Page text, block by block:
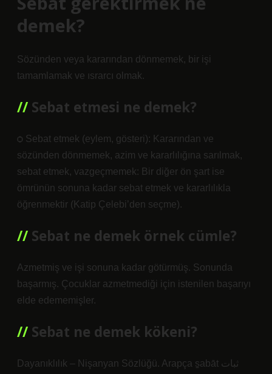
demek?
Sözünden veya kararından dönmemek, bir işi
tamamlamak ve ısrarcı olmak.
Sebat etmesi ne demek?
ѻ Sebat etmek (eylem, gösteri): Kararından ve
sözünden dönmemek, azim ve kararlılığına sarılmak,
sebat etmek, vazgeçmemek: Bir diğer ön şart ise
ömrünün sonuna kadar sebat etmek ve kararlılıkla
öğrenmektir (Katip Çelebi’den seçme).
Sebat ne demek örnek cümle?
Azmetmiş ve işi sonuna kadar götürmüş. Sonunda
başarmış. Çocuklar azmetmediği için istenilen başarıyı
elde edememişler.
Sebat ne demek kökeni?
Dayanıklılık – Nişanyan Sözlüğü. Arapça s̠abāt ثبات